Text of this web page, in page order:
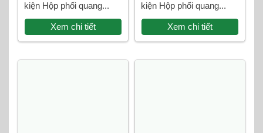
kiện Hộp phối quang...
Xem chi tiết
kiện Hộp phối quang...
Xem chi tiết